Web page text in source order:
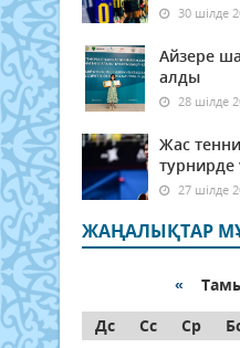
30 шілде
Айзере
алды
28 шілде
Жас
турнирде
27 шілде
ЖАҢАЛЫҚТАР
«
Дс
Сс Ср